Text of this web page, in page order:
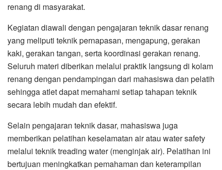
renang di masyarakat.
Kegiatan diawali dengan pengajaran teknik dasar renang
yang meliputi teknik pernapasan, mengapung, gerakan
kaki, gerakan tangan, serta koordinasi gerakan renang.
Seluruh materi diberikan melalui praktik langsung di kolam
renang dengan pendampingan dari mahasiswa dan pelatih
sehingga atlet dapat memahami setiap tahapan teknik
secara lebih mudah dan efektif.
Selain pengajaran teknik dasar, mahasiswa juga
memberikan pelatihan keselamatan air atau water safety
melalui teknik treading water (menginjak air). Pelatihan ini
bertujuan meningkatkan pemahaman dan keterampilan